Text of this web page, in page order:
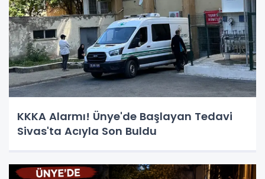
KKKA Alarmı! Ünye'de Başlayan Tedavi
Sivas'ta Acıyla Son Buldu